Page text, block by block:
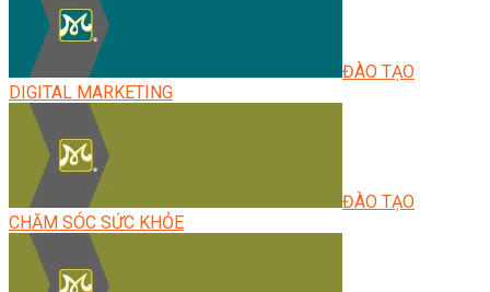
ĐÀO TẠO
DIGITAL MARKETING
ĐÀO TẠO
CHĂM SÓC SỨC KHỎE